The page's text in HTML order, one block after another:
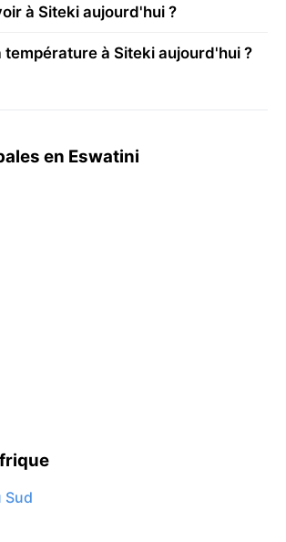
à Siteki aujourd'hui ?
température à Siteki aujourd'hui ?
en Eswatini